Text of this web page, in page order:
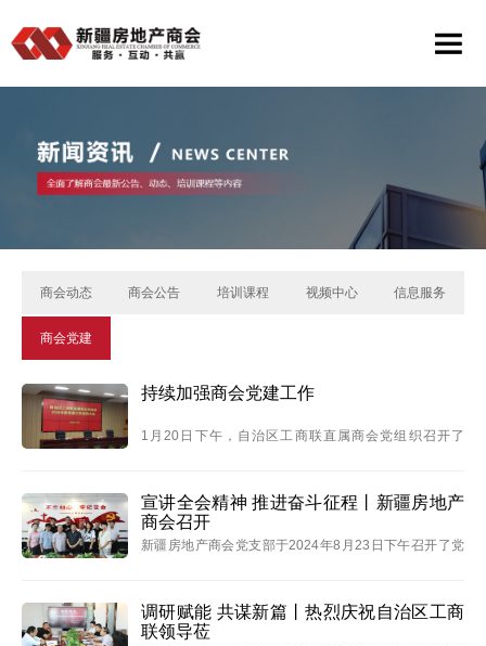
商会动态 商会公告 培训课程 视频中心 信息服务
商会党建
持续加强商会党建工作
1月20日下午，自治区工商联直属商会党组织召开了
杨联芳以及第一联合党支部等八个单位党建负责人在大
会上进行了述
宣讲全会精神 推进奋斗征程丨新疆房地产
商会召开
新疆房地产商会党支部于2024年8月23日下午召开了党
织委员单位、俊发房产焦晓丽，宣传委员单位、兆龙集
团孟玉莲及
调研赋能 共谋新篇丨热烈庆祝自治区工商
联领导莅